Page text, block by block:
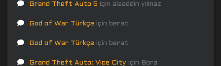
Grand Theft Auto 5 için alaaddin yılmaz
God of War Türkçe için berat
God of War Türkçe için berat
Grand Theft Auto: Vice City için Bora